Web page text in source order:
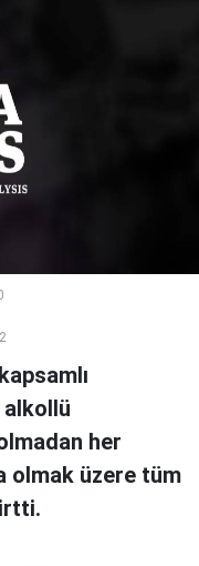
alkollü
her
olmak üzere tüm